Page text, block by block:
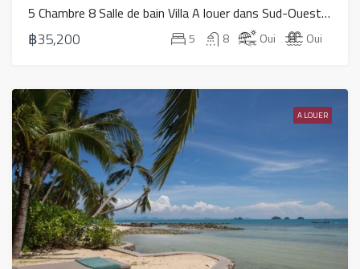
5 Chambre 8 Salle de bain Villa A louer dans Sud-Ouest – LV0002
฿35,200 5 8 Oui Oui
A LOUER